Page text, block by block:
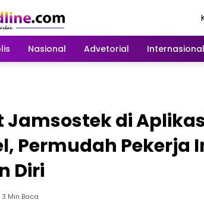
Nasional Advetorial Internasional
Jamsostek di
Permudah Pekerja
Diri
3 Min Baca